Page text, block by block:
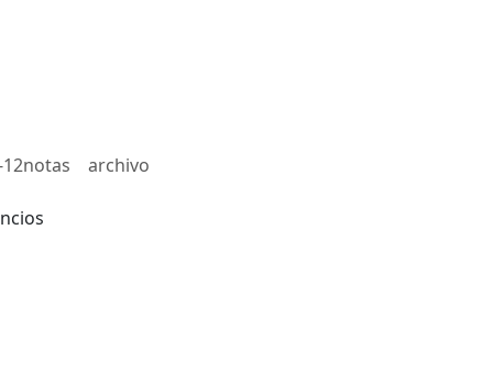
12notas archivo